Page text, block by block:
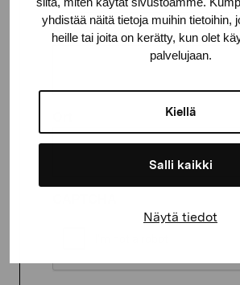
yhdistää näitä tietoja muihin tietoihin,
heille tai joita on kerätty, kun olet
palvelujaan.
Kiellä
Salli kaikki
Näytä tiedot
Postnummer